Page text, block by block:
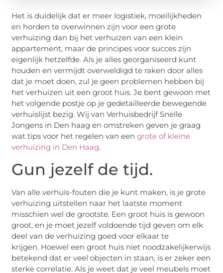
Het is duidelijk dat er meer logistiek, moeilijkheden
en horden te overwinnen zijn voor een grote
verhuizing dan bij het verhuizen van een klein
appartement, maar de principes voor succes zijn
eigenlijk hetzelfde. Als je alles georganiseerd kunt
houden en vermijdt overweldigd te raken door alles
dat je moet doen, zul je geen problemen hebben bij
het verhuizen uit een groot huis. Je bent gewoon met
het volgende postje op je gedetailleerde bewegende
verhuislijst bezig. Wij van Verhuisbedrijf Snelle
Jongens in Den haag en omstreken geven je graag
wat tips voor het regelen van eengrote of kleine
verhuizing in Den Haag.
Gun jezelf de tijd.
Van alle verhuis-fouten die je kunt maken, is je grote
verhuizing uitstellen naar het laatste moment
misschien wel de grootste. Een groot huis is gewoon
groot, en je moet jezelf voldoende tijd geven om elk
deel van de verhuizing goed voor elkaar te
krijgen. Hoewel een groot huis niet noodzakelijkerwijs
betekend dat er veel objecten in staan, is er zeker een
sterke correlatie. Als je weet dat je veel meubels moet